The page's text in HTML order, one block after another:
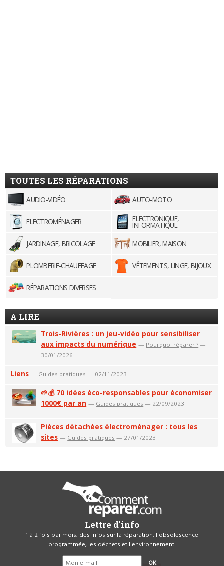
TOUTES LES RÉPARATIONS
AUDIO-VIDÉO AUTO-MOTO
ELECTROMÉNAGER ELECTRONIQUE,
INFORMATIQUE
JARDINAGE, BRICOLAGE
MOBILIER, MAISON
PLOMBERIE-CHAUFFAGE VÊTEMENTS, LINGE, BIJOUX
RÉPARATIONS DIVERSES
A LIRE
Trois-Rivières : un jeu-vidéo pour sensibiliser
aux impacts du numérique — Pourquoi réparer ? —
30/01/2026
Liens — Guides pratiques — 02/11/2023
🌱💰 70 idées éco-responsables pour économiser
1000€ par an — Guides pratiques — 22/09/2023
Pièces détachées électroménager : tous les
sites — Guides pratiques — 27/01/2023
Lettre d'info
1 à 2 fois par mois, des infos sur la réparation, l'obsolescence
programmée, les déchets et l'environnement.
OK